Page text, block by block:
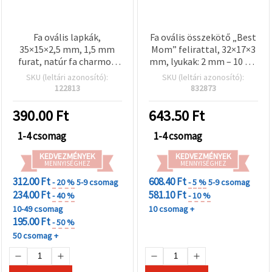
Fa ovális lapkák,
35×15×2,5 mm, 1,5 mm
furat, natúr fa charmok
DIY kézműveshez és
ékszerkészítéshez – 10 db
SKU (leltári azonosító):
122813
390.00 Ft
1-4 csomag
KEDVEZMÉNYEK
MENNYISÉGHEZ
312.00 Ft- 20 %5-9 csomag
234.00 Ft- 40 %
10-49 csomag
195.00 Ft- 50 %
50 csomag +
Fa ovális összekötő „Best
Mom” felirattal, 32×17×3
mm, lyukak: 2 mm – 10 db,
ékszerkészítéshez
SKU (leltári azonosító):
832873
643.50 Ft
1-4 csomag
KEDVEZMÉNYEK
MENNYISÉGHEZ
608.40 Ft- 5 %5-9 csomag
581.10 Ft- 10 %
10 csomag +